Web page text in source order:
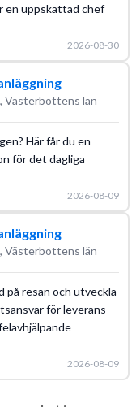
en uppskattad chef
2026-08-30
Västerbottens län
Här får du en
för det dagliga
2026-08-09
Västerbottens län
på resan och utveckla
för leverans
2026-08-09